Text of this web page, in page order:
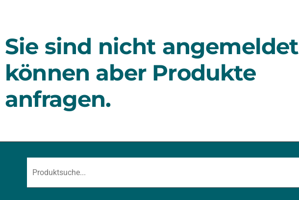
Sie sind nicht angemeldet
können aber Produkte
anfragen.